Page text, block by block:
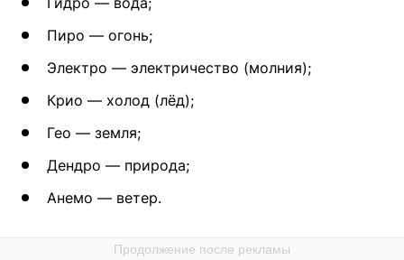
Пиро — огонь;
Электро — электричество (молния);
Крио — холод (лёд);
Гео — земля;
Дендро — природа;
Анемо — ветер.